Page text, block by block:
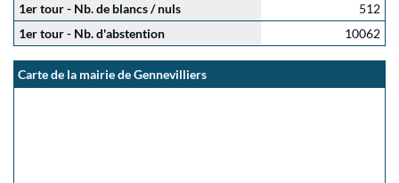
1er tour - Nb. de blancs / nuls
512
1er tour - Nb. d'abstention
10062
Carte de la mairie de Gennevilliers